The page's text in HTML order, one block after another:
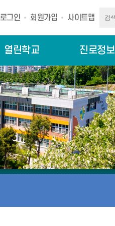
로그인 회원가입 사이트맵
열린학교 진로정보